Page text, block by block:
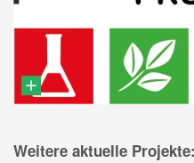
Weitere aktuelle Projekte: